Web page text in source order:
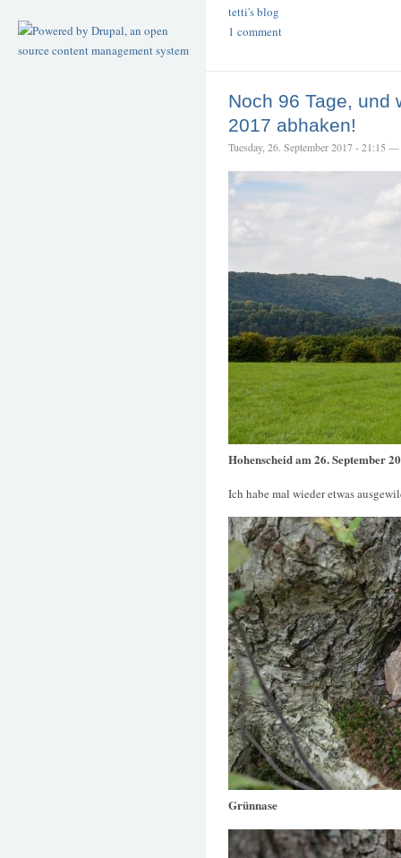
tetti's blog
1 comment
Noch 96 Tage, und
2017 abhaken!
Tuesday, 26. September 2017 - 21:15
Hohenscheid am 26. September
Ich habe mal wieder etwas
Grünnase